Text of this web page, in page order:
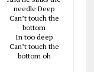
needle Deep
Can’t touch the
bottom
In too deep
Can’t touch the
bottom oh